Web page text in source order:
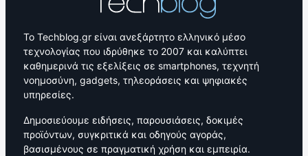
Το Techblog.gr είναι ανεξάρτητο ελληνικό μέσο
τεχνολογίας που ιδρύθηκε το 2007 και καλύπτει
καθημερινά τις εξελίξεις σε smartphones, τεχνητή
νοημοσύνη, gadgets, τηλεοράσεις και ψηφιακές
υπηρεσίες.
Δημοσιεύουμε ειδήσεις, παρουσιάσεις, δοκιμές
προϊόντων, συγκριτικά και οδηγούς αγοράς,
βασισμένους σε πραγματική χρήση και εμπειρία.